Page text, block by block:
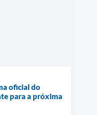
oficial do
para a próxima